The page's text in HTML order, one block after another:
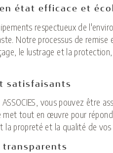
état efficace et
respectueux de
Notre processus de remise
le lustrage et la
satisfaisants
ASSOCIES, vous pouvez être
met tout en œuvre pour
propreté et la qualité de vos